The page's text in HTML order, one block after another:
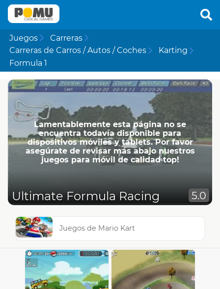
Juegos
Carreras
Carreras de Carros / Autos / Coches
Karting
Formula 1
Lamentablemente esta página no se
encuentra todavía disponible para
dispositivos móviles y tablets. Por favor
asegúrate de revisar más abajo nuestros
juegos para móvil de calidad top!
Ultimate Formula Racing 5.0
Juegos de Mario Kart